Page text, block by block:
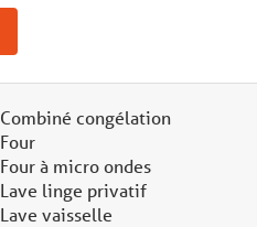
Combiné congélation
Four
Four à micro ondes
Lave linge privatif
Lave vaisselle